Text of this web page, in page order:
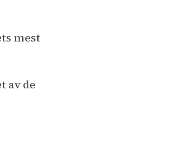
mest
av de